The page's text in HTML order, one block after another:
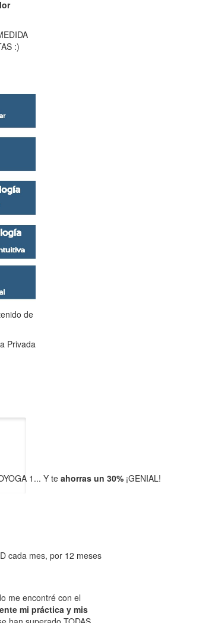
:)
de
Privada
1... Y teahorras un 30%¡GENIAL!
cada mes, por 12 meses
me encontré con el
mi práctica y mis